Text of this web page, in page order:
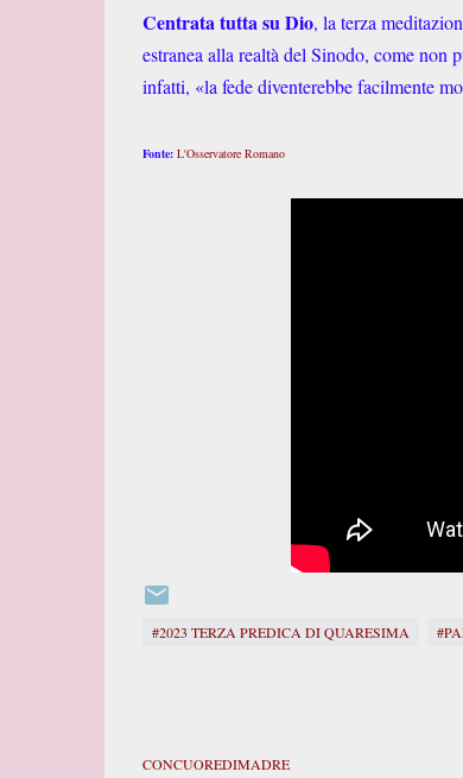
Centrata tutta su Dio, la terza
estranea alla realtà del Sinodo, come non
infatti, «la fede diventerebbe facilmente
Fonte: L'Osservatore Romano
#2023 TERZA PREDICA DI QUARESIMA
CONCUOREDIMADRE